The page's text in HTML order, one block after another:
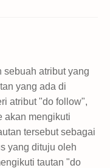
atribut yang
yang ada di
atribut "do follow",
akan mengikuti
tersebut sebagai
yang dituju oleh
tautan "do